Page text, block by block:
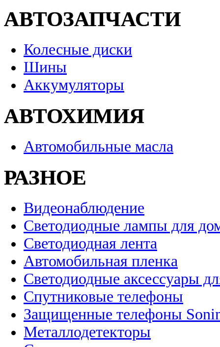
АВТОЗАПЧАСТИ
Колесные диски
Шины
Аккумуляторы
АВТОХИМИЯ
Автомобильные масла
РАЗНОЕ
Видеонаблюдение
Светодиодные лампы для
Светодиодная лента
Автомобильная пленка
Светодиодные аксессуары
Спутниковые телефоны
Защищенные телефоны
Металлодетекторы